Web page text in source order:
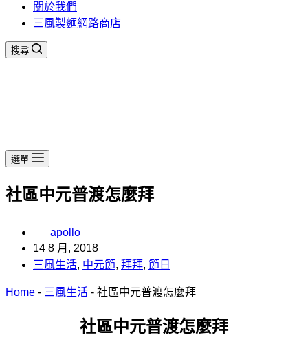
關於我們
三風製麵網路商店
搜尋
選單
社區中元普渡怎麼拜
apollo
14 8 月, 2018
三風生活, 中元節, 拜拜, 節日
Home - 三風生活 - 社區中元普渡怎麼拜
社區中元普渡怎麼拜